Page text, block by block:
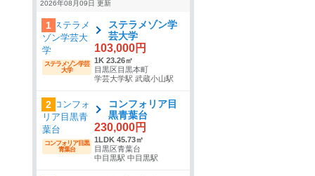
2026年08月09日 更新
1
ステラメゾン学芸
大学
ステラメゾン学
芸大学
103,000円
1K 23.26㎡
目黒区目黒本町
学芸大学駅 武蔵小山駅
2
コンフォリア目黒
青葉台
コンフォリア目
黒青葉台
230,000円
1LDK 45.73㎡
目黒区青葉台
中目黒駅 中目黒駅